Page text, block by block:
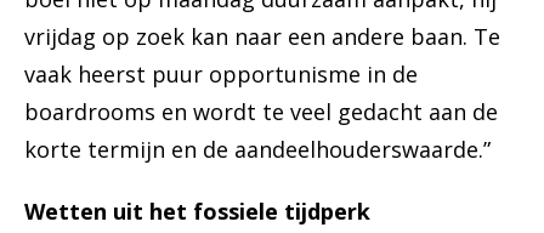
vrijdag op zoek kan naar een andere baan. Te
vaak heerst puur opportunisme in de
boardrooms en wordt te veel gedacht aan de
korte termijn en de aandeelhouderswaarde.”
Wetten uit het fossiele tijdperk